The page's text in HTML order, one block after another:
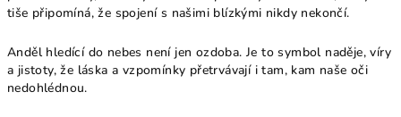
tiše připomíná, že spojení s našimi blízkými nikdy nekončí.
Anděl hledící do nebes není jen ozdoba. Je to symbol naděje, víry
a jistoty, že láska a vzpomínky přetrvávají i tam, kam naše oči
nedohlédnou.